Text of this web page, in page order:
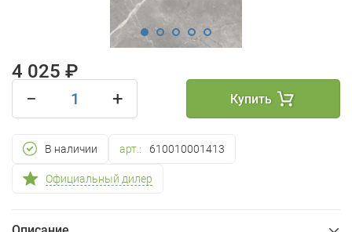
4 025 ₽
−
+ Купить
В наличии арт.: 610010001413
Официальный дилер